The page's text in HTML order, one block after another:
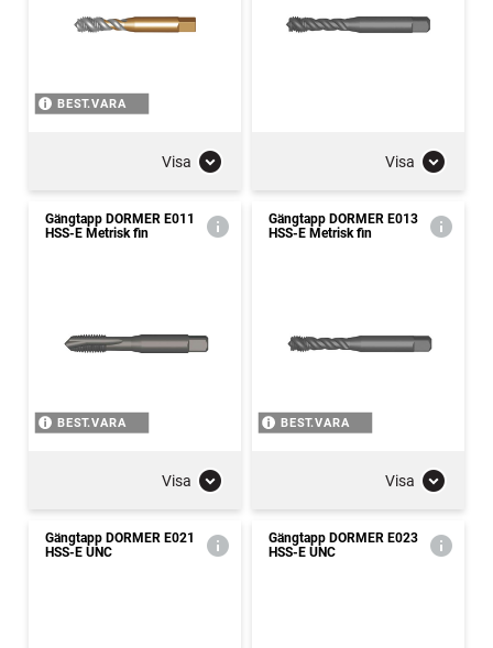
BEST.VARA
Visa Visa
Gängtapp DORMER E011
HSS-E Metrisk fin
BEST.VARA
Visa
Gängtapp DORMER E013
HSS-E Metrisk fin
BEST.VARA
Visa
Gängtapp DORMER E021
HSS-E UNC
Gängtapp DORMER E023
HSS-E UNC